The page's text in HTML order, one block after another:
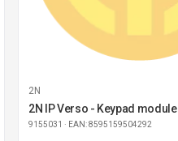
2N
2N IP Verso - Keypad module
9155031 · EAN: 8595159504292